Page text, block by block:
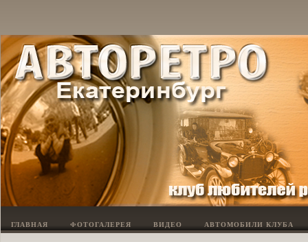
ГЛАВНАЯ ФОТОГАЛЕРЕЯ ВИДЕО АВТОМОБИЛИ КЛУБА